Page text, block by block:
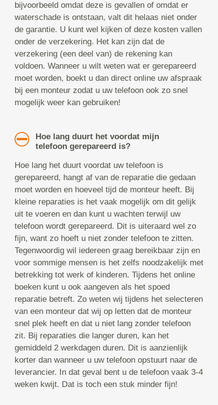
bijvoorbeeld omdat deze is gevallen of omdat er
waterschade is ontstaan, valt dit helaas niet onder
de garantie. U kunt wel kijken of deze kosten vallen
onder de verzekering. Het kan zijn dat de
verzekering (een deel van) de rekening kan
voldoen. Wanneer u wilt weten wat er gerepareerd
moet worden, boekt u dan direct online uw afspraak
bij een monteur zodat u uw telefoon ook zo snel
mogelijk weer kan gebruiken!
Hoe lang duurt het voordat mijn
telefoon gerepareerd is?
Hoe lang het duurt voordat uw telefoon is
gerepareerd, hangt af van de reparatie die gedaan
moet worden en hoeveel tijd de monteur heeft. Bij
kleine reparaties is het vaak mogelijk om dit gelijk
uit te voeren en dan kunt u wachten terwijl uw
telefoon wordt gerepareerd. Dit is uiteraard wel zo
fijn, want zo hoeft u niet zonder telefoon te zitten.
Tegenwoordig wil iedereen graag bereikbaar zijn en
voor sommige mensen is het zelfs noodzakelijk met
betrekking tot werk of kinderen. Tijdens het online
boeken kunt u ook aangeven als het spoed
reparatie betreft. Zo weten wij tijdens het selecteren
van een monteur dat wij op letten dat de monteur
snel plek heeft en dat u niet lang zonder telefoon
zit. Bij reparaties die langer duren, kan het
gemiddeld 2 werkdagen duren. Dit is aanzienlijk
korter dan wanneer u uw telefoon opstuurt naar de
leverancier. In dat geval bent u de telefoon vaak 3-4
weken kwijt. Dat is toch een stuk minder fijn!